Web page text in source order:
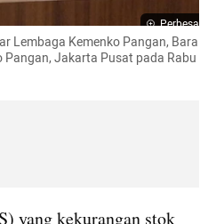
Perbesar
Lembaga Kemenko Pangan, Bara
Jakarta Pusat pada Rabu
yang kekurangan stok